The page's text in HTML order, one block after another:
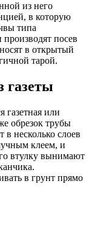
из него
в которую
типа
посев
в открытый
тарой.
газеты
газетная или
обрезок трубы
несколько слоев
клеем, и
втулку вынимают
в грунт прямо